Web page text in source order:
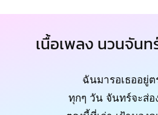
เนื้อเพลง นวนจัน
ฉันมารอเธออยู่ต
ทุกๆ วัน จันทร์จะส่อ